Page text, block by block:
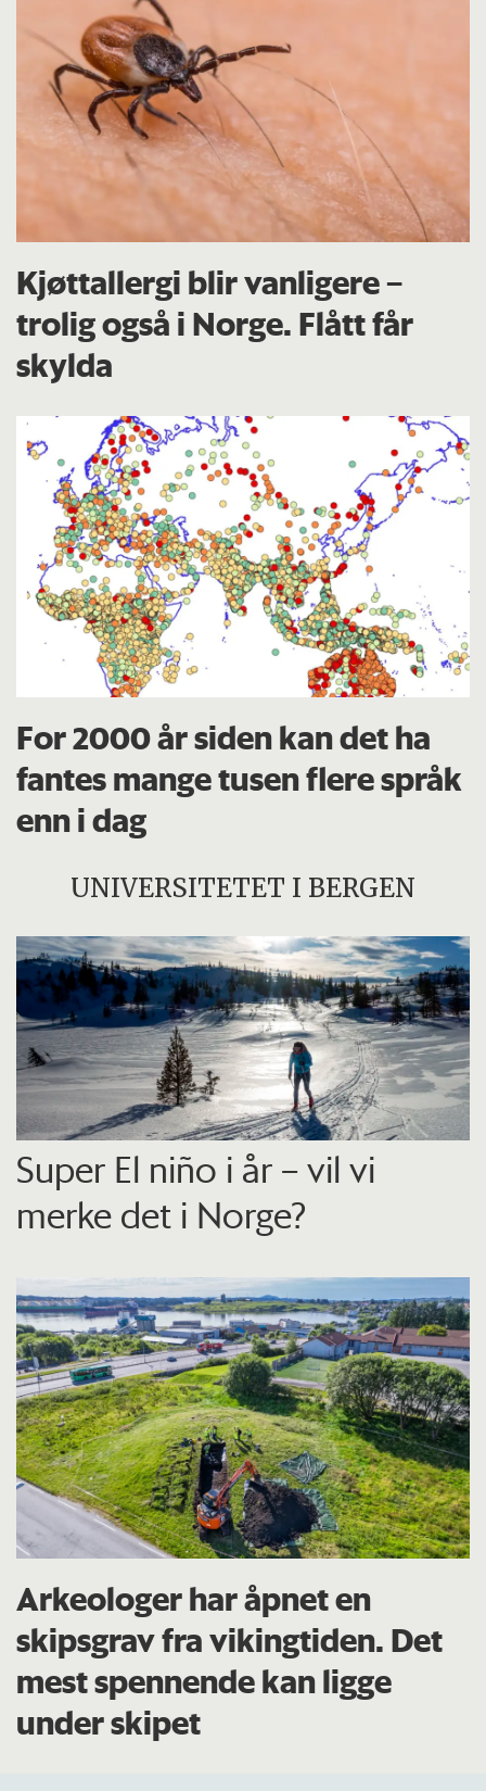
Kjøttallergi blir vanligere –
trolig også i Norge. Flått får
skylda
For 2000 år siden kan det ha
fantes mange tusen flere språk
enn i dag
UNIVERSITETET I BERGEN
Super El niño i år – vil vi
merke det i Norge?
Arkeologer har åpnet en
skipsgrav fra vikingtiden. Det
mest spennende kan ligge
under skipet